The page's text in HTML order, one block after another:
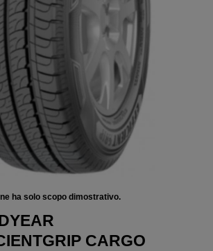
ha solo scopo dimostrativo.
CARGO